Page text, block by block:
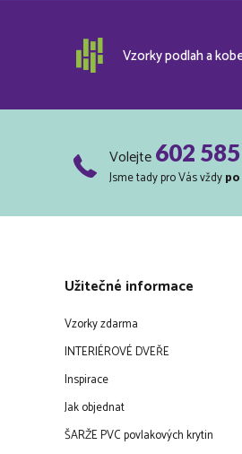
Vzorky podlah a
Volejte602
Jsme tady pro Vás vždy
Užitečné informace
Vzorky zdarma
INTERIÉROVÉ DVEŘE
Inspirace
Jak objednat
ŠARŽE PVC povlakových krytin